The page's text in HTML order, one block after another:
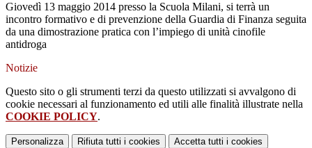
Giovedì 13 maggio 2014 presso la Scuola Milani, si terrà un
incontro formativo e di prevenzione della Guardia di Finanza seguita
da una dimostrazione pratica con l’impiego di unità cinofile
antidroga
Notizie
Questo sito o gli strumenti terzi da questo utilizzati si avvalgono di
cookie necessari al funzionamento ed utili alle finalità illustrate nella
COOKIE POLICY.
Personalizza Rifiuta tutti i cookies Accetta tutti i cookies